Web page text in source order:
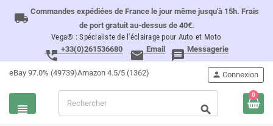
local_shipping Commandes expédiées de France le jour même jusqu'à 15h. Frais
de port gratuit au-dessus de 40€.
Vega® : Spécialiste de l'éclairage pour Auto et Moto
perm_phone_msg +33(0)261536680 email Email message Messagerie
eBay 97.0% (49739)Amazon 4.5/5 (1362)
view_headline
person Connexion
search
0